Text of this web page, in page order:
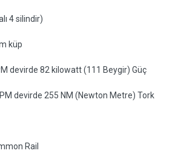
4 silindir)
küp
devirde 82 kilowatt (111 Beygir) Güç
devirde 255 NM (Newton Metre) Tork
Rail